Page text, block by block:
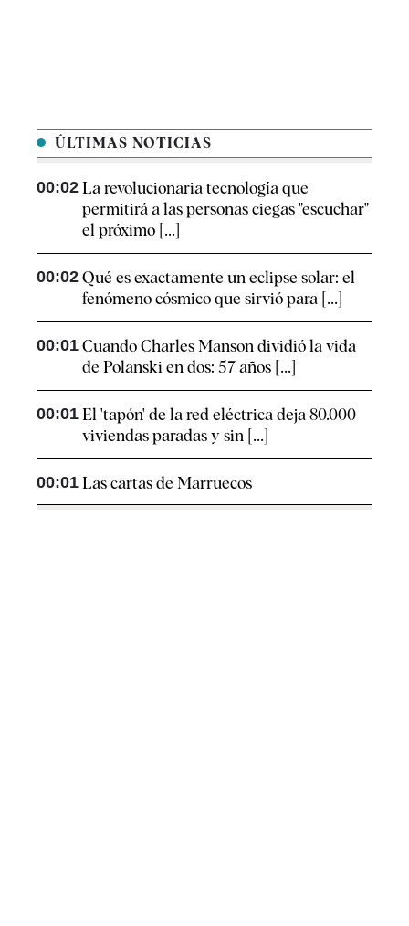
ÚLTIMAS NOTICIAS
00:02 La revolucionaria tecnología que
permitirá a las personas ciegas "escuchar"
el próximo [...]
00:02 Qué es exactamente un eclipse solar: el
fenómeno cósmico que sirvió para [...]
00:01 Cuando Charles Manson dividió la vida
de Polanski en dos: 57 años [...]
00:01 El 'tapón' de la red eléctrica deja 80.000
viviendas paradas y sin [...]
00:01 Las cartas de Marruecos